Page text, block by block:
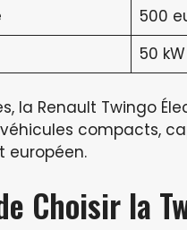
500
50 kW
la Renault Twingo
compacts,
européen.
Choisir la